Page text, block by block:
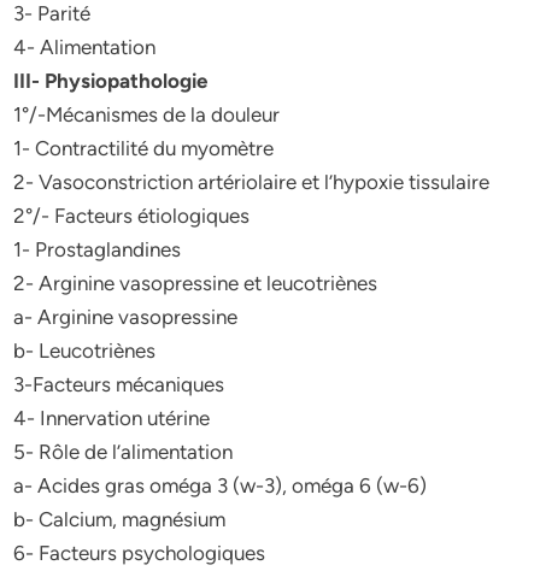
3- Parité
4- Alimentation
III- Physiopathologie
1°/-Mécanismes de la douleur
1- Contractilité du myomètre
2- Vasoconstriction artériolaire et l’hypoxie tissulaire
2°/- Facteurs étiologiques
1- Prostaglandines
2- Arginine vasopressine et leucotriènes
a- Arginine vasopressine
b- Leucotriènes
3-Facteurs mécaniques
4- Innervation utérine
5- Rôle de l’alimentation
a- Acides gras oméga 3 (w-3), oméga 6 (w-6)
b- Calcium, magnésium
6- Facteurs psychologiques